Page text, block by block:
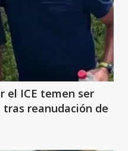
el ICE temen ser
tras reanudación de